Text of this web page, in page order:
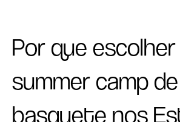
Por que
summer camp de
basquete nos